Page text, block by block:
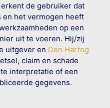
de gebruiker dat
het vermogen heeft
op een
uit te voeren. Hij/zij
uitgever en Den Hartog
claim en schade
interpretatie of een
gegevens.